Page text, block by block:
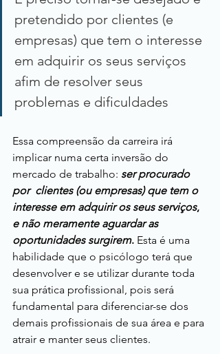
pretendido por clientes (e
empresas) que tem o interesse
em adquirir os seus serviços
afim de resolver seus
problemas e dificuldades​
Essa compreensão da carreira irá
implicar numa certa inversão do
mercado de trabalho: ser procurado
por  clientes (ou empresas) que tem o
interesse em adquirir os seus serviços​,
e não meramente aguardar as
oportunidades surgirem. Esta é uma
habilidade que o psicólogo terá que
desenvolver e se utilizar durante toda
sua prática profissional, pois será
fundamental para diferenciar-se dos
demais profissionais de sua área e para
atrair e manter seus clientes.